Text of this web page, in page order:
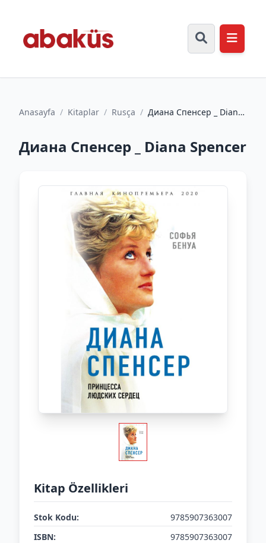
Anasayfa / Kitaplar / Rusça / Диана Спенсер _ Diana
Диана Спенсер _ Diana Spencer
Kitap Özellikleri
Stok Kodu:
9785907363007
ISBN:
9785907363007